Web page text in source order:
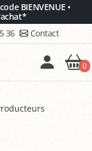
BIENVENUE •
36 Contact
0